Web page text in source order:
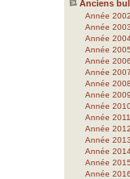
Anciens
Année 2002
Année 2003
Année
Année 2005
Année 2006
Année 2007
Année 2008
Année 2009
Année
Année 2011
Année 2012
Année 2013
Année
Année 2015
Année 2016